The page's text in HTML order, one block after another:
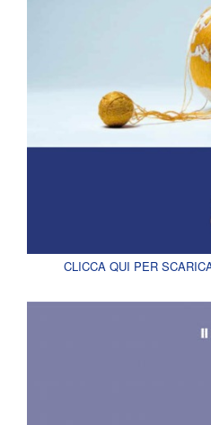
CLICCA QUI PER